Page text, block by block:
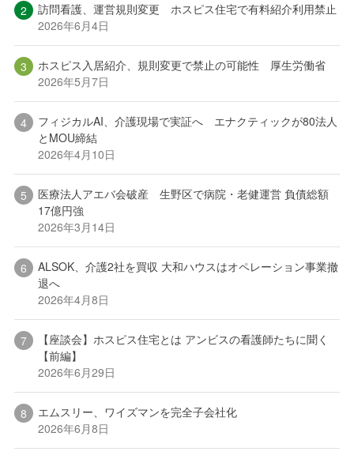
訪問看護、運営規則変更 ホスピス住宅で有料紹介利用禁止
2026年6月4日
ホスピス入居紹介、規則変更で禁止の可能性 厚生労働省
2026年5月7日
フィジカルAI、介護現場で実証へ エナクティックが80法人
とMOU締結
2026年4月10日
医療法人アエバ会破産 生野区で病院・老健運営 負債総額
17億円強
2026年3月14日
ALSOK、介護2社を買収 大和ハウスはオペレーション事業撤
退へ
2026年4月8日
【座談会】ホスピス住宅とは アンビスの看護師たちに聞く
【前編】
2026年6月29日
エムスリー、ワイズマンを完全子会社化
2026年6月8日